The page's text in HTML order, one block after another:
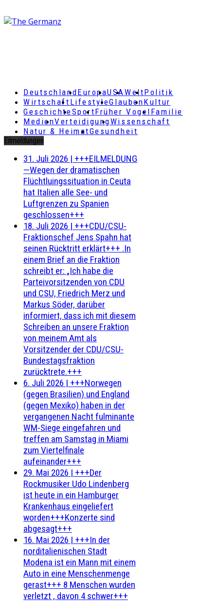
DeutschlandEuropaUSAWeltPolitik
Wirtschaft LifestyleGlaubenKultur
GeschichteSportFrüher Vogel Familie
MedienVerteidigungWissenschaft
Natur & HeimatGesundheit
Eilmeldungen
31. Juli 2026 | +++EILMELDUNG
—Wegen der dramatischen
Flüchtluingssituation in Ceuta
hat Italien alle See- und
Luftgrenzen zu Spanien
geschlossen+++
18. Juli 2026 | +++CDU/CSU-
Fraktionschef Jens Spahn hat
seinen Rücktritt erklärt+++ .In
einem Brief an die Fraktion
schreibt er: „Ich habe die
Parteivorsitzenden von CDU
und CSU, Friedrich Merz und
Markus Söder, darüber
informiert, dass ich mit diesem
Schreiben an unsere Fraktion
von meinem Amt als
Vorsitzender der CDU/CSU-
Bundestagsfraktion
zurücktrete.+++
6. Juli 2026 | +++Norwegen
(gegen Brasilien) und England
(gegen Mexiko) haben in der
vergangenen Nacht fulminante
WM-Siege eingefahren und
treffen am Samstag in Miami
zum Viertelfinale
aufeinander+++
29. Mai 2026 | +++Der
Rockmusiker Udo Lindenberg
ist heute in ein Hamburger
Krankenhaus eingeliefert
worden+++Konzerte sind
abgesagt+++
16. Mai 2026 | +++In der
norditalienischen Stadt
Modena ist ein Mann mit einem
Auto in eine Menschenmenge
gerast+++ 8 Menschen wurden
verletzt , davon 4 schwer+++